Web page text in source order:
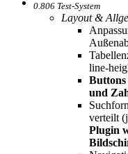
0.806 Test-System
Layout &
line-
und
verteilt
Plugin